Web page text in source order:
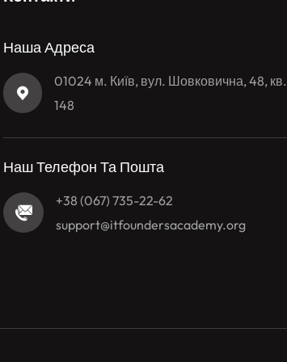
Наша Адреса
01024 м. Київ, вул. Шовковична, 48, кв.
148
Наш Телефон Та Пошта
+38 (067) 735-22-62
support@itfoundersacademy.org